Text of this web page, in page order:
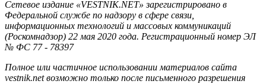
Сетевое издание «VESTNIK.NET» зарегистрировано в
Федеральной службе по надзору в сфере связи,
информационных технологий и массовых коммуникаций
(Роскомнадзор) 22 мая 2020 года. Регистрационный номер ЭЛ
№ ФС 77 - 78397
Полное или частичное использовании материалов сайта
vestnik.net возможно только после письменного разрешения